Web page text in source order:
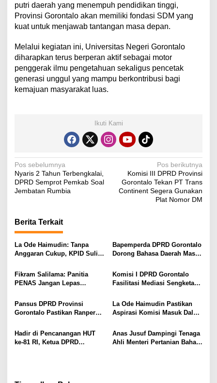
putri daerah yang menempuh pendidikan tinggi,
Provinsi Gorontalo akan memiliki fondasi SDM yang
kuat untuk menjawab tantangan masa depan.
​Melalui kegiatan ini, Universitas Negeri Gorontalo
diharapkan terus berperan aktif sebagai motor
penggerak ilmu pengetahuan sekaligus pencetak
generasi unggul yang mampu berkontribusi bagi
kemajuan masyarakat luas.
Ikuti Kami
N
a
v
g
a
s
p
o
s
Pos sebelumnya
Nyaris 2 Tahun Terbengkalai,
DPRD Semprot Pemkab Soal
Jembatan Rumbia
Pos berikutnya
Komisi III DPRD Provinsi
Gorontalo Tekan PT Trans
Continent Segera Gunakan
Plat Nomor DM
Berita Terkait
La Ode Haimudin: Tanpa
Anggaran Cukup, KPID Sulit
Bapemperda DPRD Gorontalo
Dorong Bahasa Daerah Masuk
Fikram Salilama: Panitia
PENAS Jangan Lepas
Pansus
Komisi I DPRD Gorontalo
Fasilitasi Mediasi Sengketa
Pansus DPRD Provinsi
Gorontalo Pastikan Ranperda
Masyarakat Kecil
La Ode Haimudin Pastikan
Aspirasi Komisi Masuk Dalam
Perubahan
Hadir di Pencanangan HUT
ke-81 RI, Ketua DPRD
Anas Jusuf Dampingi Tenaga
Ahli Menteri Pertanian Bahas